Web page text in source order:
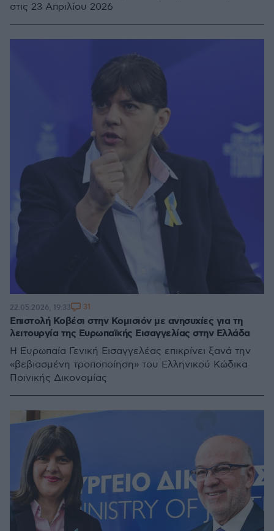
στις 23 Απριλίου 2026
Επιστολή Κοβέσι στην Κομισιόν με ανησυχίες για τη
λειτουργία της Ευρωπαϊκής Εισαγγελίας στην Ελλάδα
Η Ευρωπαία Γενική Εισαγγελέας επικρίνει ξανά την
«βεβιασμένη τροποποίηση» του Ελληνικού Κώδικα
Ποινικής Δικονομίας
22.05.2026, 19:33 31